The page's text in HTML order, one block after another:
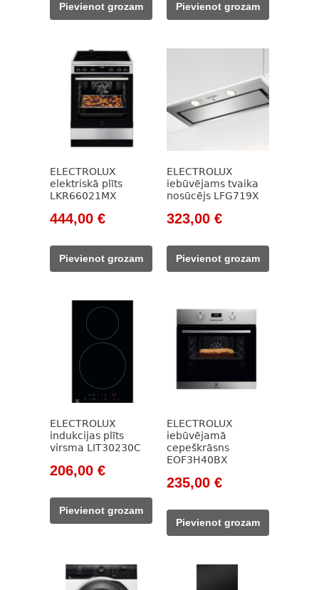
318,00 €.
219,00 €.
Pievienot grozam
247,00 €.
172,00 €.
Pievienot grozam
ELECTROLUX
elektriskā plīts
LKR66021MX
Original
was:
657,00 €.
444,00 €Current
444,00 €.
Pievienot grozam
ELECTROLUX
iebūvējams tvaika
nosūcējs LFG719X
Original
was:
549,00 €.
323,00 €Current
323,00 €.
Pievienot grozam
ELECTROLUX
indukcijas plīts
virsma LIT30230C
Original
was:
319,00 €.
206,00 €Current
206,00 €.
Pievienot grozam
ELECTROLUX
iebūvējamā
cepeškrāsns
EOF3H40BX
Original
was:
338,00 €.
235,00 €Current
235,00 €.
Pievienot grozam